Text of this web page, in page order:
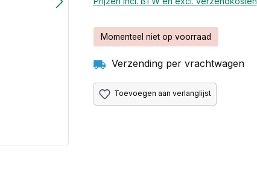
Momenteel niet op voorraad
Verzending per vrachtwagen
Toevoegen aan verlanglijst